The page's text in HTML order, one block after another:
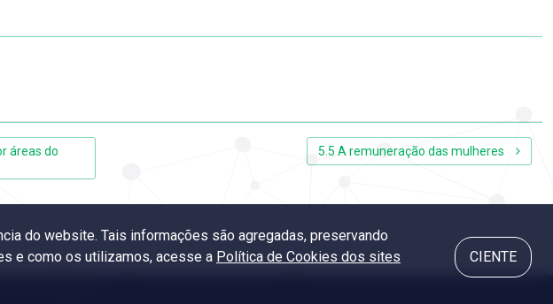
áreas do
5.5 A remuneração das mulheres
do website. Tais informações são agregadas, preservando
e como os utilizamos, acesse a Política de Cookies dos sites
CIENTE